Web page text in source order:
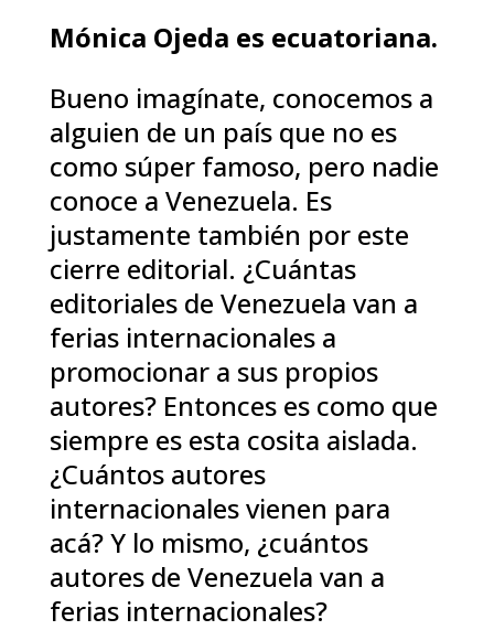
Mónica Ojeda es ecuatoriana.
Bueno imagínate, conocemos a
alguien de un país que no es
como súper famoso, pero nadie
conoce a Venezuela. Es
justamente también por este
cierre editorial. ¿Cuántas
editoriales de Venezuela van a
ferias internacionales a
promocionar a sus propios
autores? Entonces es como que
siempre es esta cosita aislada.
¿Cuántos autores
internacionales vienen para
acá? Y lo mismo, ¿cuántos
autores de Venezuela van a
ferias internacionales?